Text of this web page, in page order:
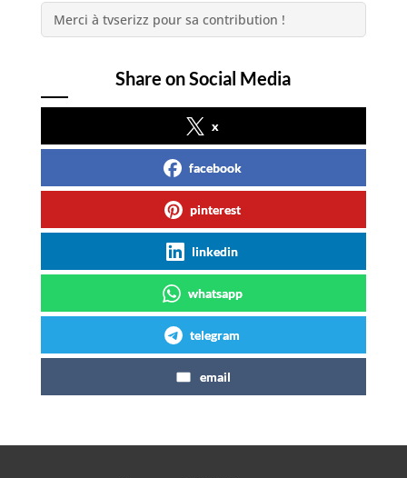
Merci à tvserizz pour sa contribution !
Share on Social Media
x
facebook
pinterest
linkedin
whatsapp
telegram
email